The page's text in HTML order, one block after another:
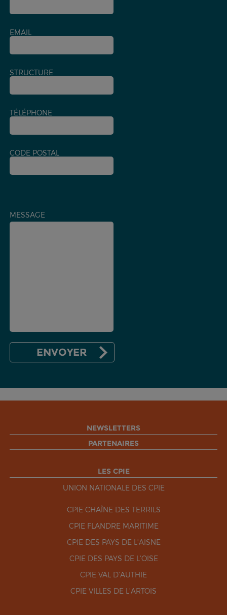
EMAIL
STRUCTURE
TÉLÉPHONE
CODE POSTAL
MESSAGE
NEWSLETTERS
PARTENAIRES
LES CPIE
UNION NATIONALE DES CPIE
CPIE CHAÎNE DES TERRILS
CPIE FLANDRE MARITIME
CPIE DES PAYS DE L'AISNE
CPIE DES PAYS DE L'OISE
CPIE VAL D'AUTHIE
CPIE VILLES DE L'ARTOIS